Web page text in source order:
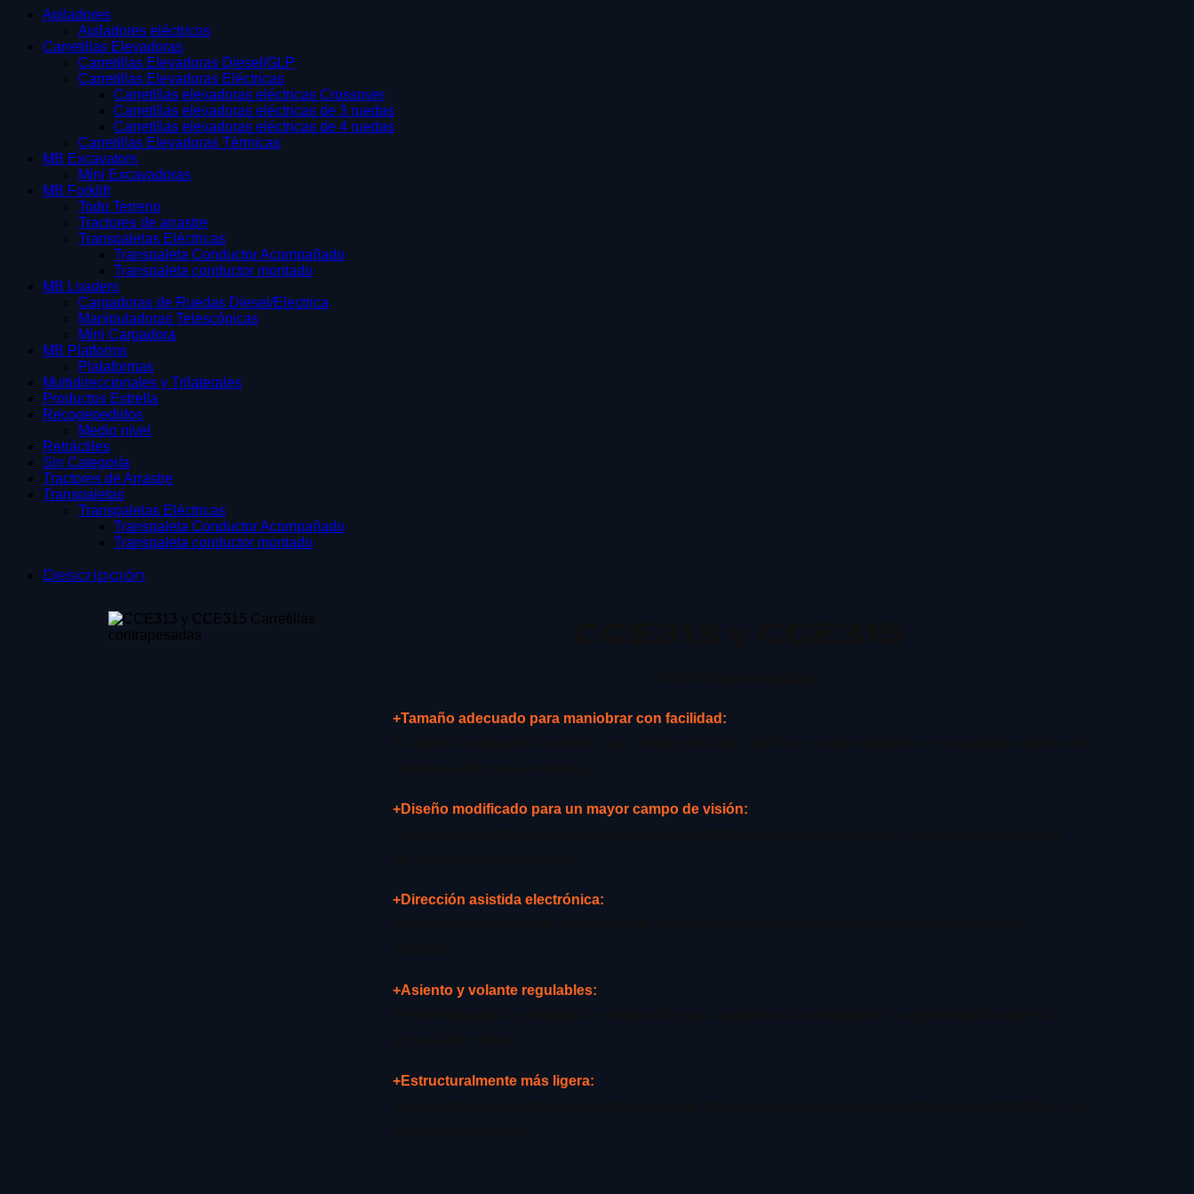
Apiladores
Apiladores eléctricos
Carretillas Elevadoras
Carretillas Elevadoras Diesel/GLP
Carretillas Elevadoras Eléctricas
Carretillas elevadoras eléctricas Crossover
Carretillas elevadoras eléctricas de 3 ruedas
Carretillas elevadoras eléctricas de 4 ruedas
Carretillas Elevadoras Térmicas
MB Excavators
Mini Excavadoras
MB Forklift
Todo Terreno
Tractores de arrastre
Transpaletas Eléctricas
Transpaleta Conductor Acompañado
Transpaleta conductor montado
MB Loaders
Cargadoras de Ruedas Diesel/Electrica
Manipuladoras Telescópicas
Mini Cargadora
MB Platforms
Plataformas
Multidireccionales y Trilaterales
Productos Estrella
Recogepedidos
Medio nivel
Retráctiles
Sin Categoría
Tractores de Arrastre
Transpaletas
Transpaletas Eléctricas
Transpaleta Conductor Acompañado
Transpaleta conductor montado
Descripción
+Tamaño adecuado para maniobrar con facilidad:
+Diseño modificado para un mayor campo de visión:
+Dirección asistida electrónica:
+Asiento y volante regulables:
+Estructuralmente más ligera: